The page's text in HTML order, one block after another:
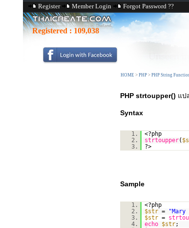
Register Member Login Forgot Password ??
Registered : 109,038
HOME > PHP > PHP String
PHP strtoupper() แป
Syntax
1.
<?php
2.
strtoupper(
3.
?>
Sample
1.
<?php
2.
$str = "Mary
3.
$str =
4.
echo $str;